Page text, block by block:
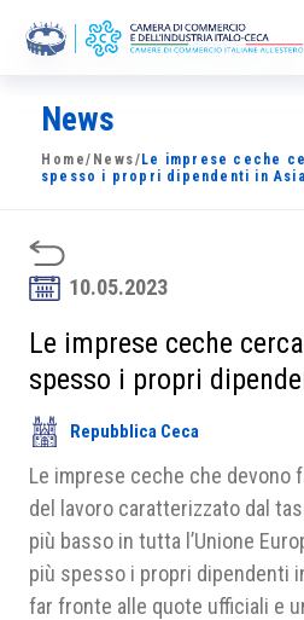
La Camera
News
Sviluppo Mercato
Soci
Partner
Progetti
Area riservata
News
Home/ News/ Le imprese ceche
spesso i propri dipendenti in Asia
10.05.2023
Le imprese ceche
spesso i propri
Repubblica Ceca
Le imprese ceche che devono
del lavoro caratterizzato dal
più basso in tutta l’Unione
più spesso i propri dipendenti
far fronte alle quote ufficiali e